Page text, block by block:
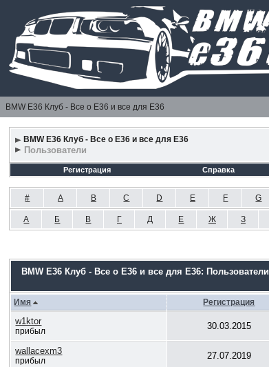
BMW E36 Клуб - Все о Е36 и все для Е36
BMW E36 Клуб - Все о Е36 и все для Е36
Пользователи
Регистрация Справка
# A B C D E F G
А Б В Г Д Е Ж З
BMW E36 Клуб - Все о Е36 и все для Е36: Пользователи
Имя Регистрация
w1ktor
прибыл 30.03.2015
wallacexm3
прибыл 27.07.2019